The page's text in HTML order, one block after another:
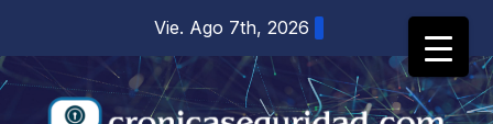
contenido
Vie. Ago 7th, 2026